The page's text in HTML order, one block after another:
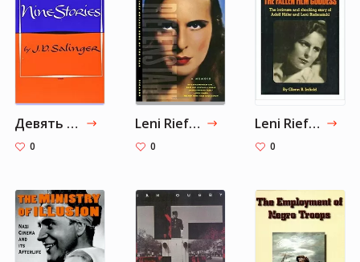
Девять рассказов
0
Leni Riefenstahl
0
Leni Riefenstahl
0